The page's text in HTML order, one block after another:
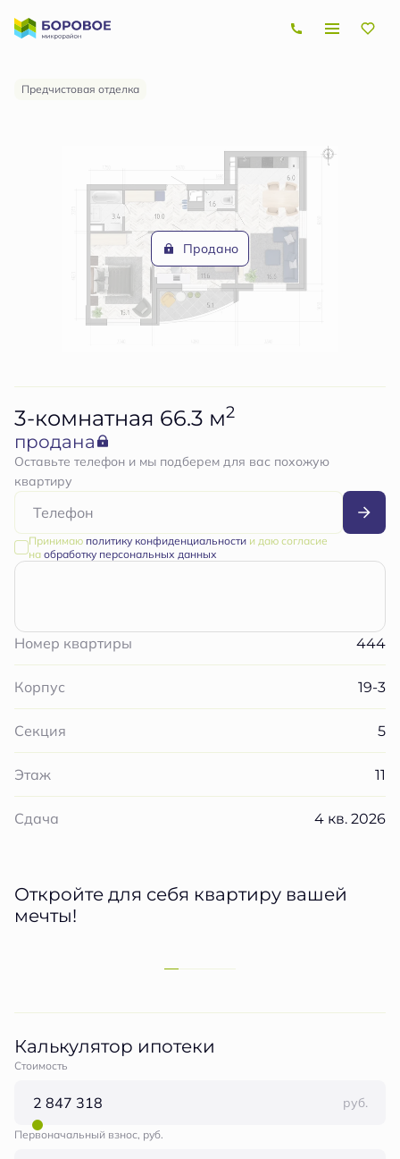
3-комнатная Цена по запросу
Предчистовая отделка
Продано
3-комнатная 66.3 м2
продана
Оставьте телефон и мы подберем для вас похожую
квартиру
Принимаю политику конфиденциальностии даю согласие
на обработку персональных данных
Номер квартиры 444
Корпус 19-3
Секция 5
Этаж 11
Сдача 4 кв. 2026
Откройте для себя квартиру вашей
мечты!
Калькулятор ипотеки
Стоимость
руб.
Первоначальный взнос, руб.